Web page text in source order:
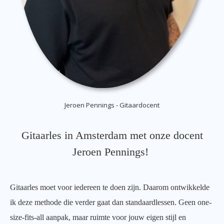
Jeroen Pennings - Gitaardocent
Gitaarles in Amsterdam met onze docent
Jeroen Pennings!
Gitaarles moet voor iedereen te doen zijn. Daarom ontwikkelde
ik deze methode die verder gaat dan standaardlessen. Geen one-
size-fits-all aanpak, maar ruimte voor jouw eigen stijl en